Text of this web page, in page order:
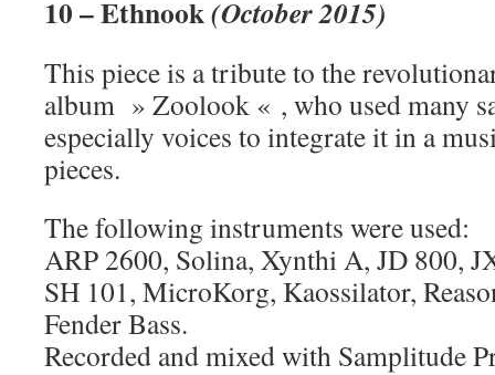
10 – Ethnook(October 2015)
This piece is a tribute to the
album » Zoolook « , who used many
especially voices to integrate it in a
pieces.
The following instruments were used:
ARP 2600, Solina, Xynthi A, JD 800,
SH 101, MicroKorg, Kaossilator,
Fender Bass.
Recorded and mixed with Samplitude